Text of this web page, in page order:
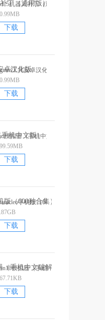
机器人补丁（通用版）
下载
工具安卓汉化版
下载
模拟器（手机中文版）
下载
手机版（600种合集）
下载
模拟器（手机中文破解版）
下载